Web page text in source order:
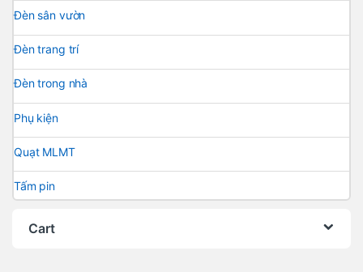
Đèn sân vườn
Đèn trang trí
Đèn trong nhà
Phụ kiện
Quạt MLMT
Tấm pin
Cart